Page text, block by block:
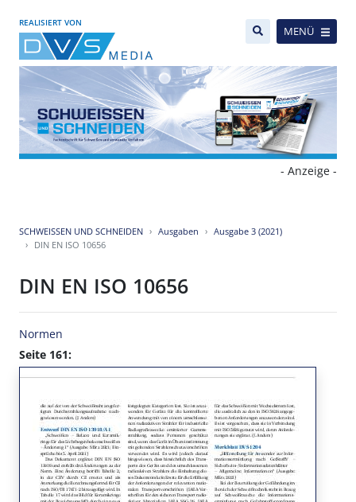
REALISIERT VON
MENÜ
- Anzeige -
SCHWEISSEN UND SCHNEIDEN Ausgaben
Ausgabe 3 (2021)
DIN EN ISO 10656
DIN EN ISO 10656
Normen
Seite 161: